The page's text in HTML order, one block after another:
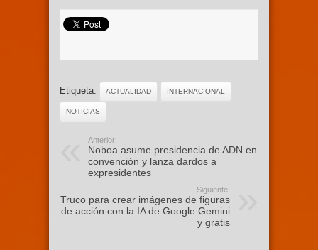
Etiqueta: ACTUALIDAD INTERNACIONAL
NOTICIAS
Anterior:
Noboa asume presidencia de ADN en
convención y lanza dardos a
expresidentes
Siguiente:
Truco para crear imágenes de figuras
de acción con la IA de Google Gemini
y gratis